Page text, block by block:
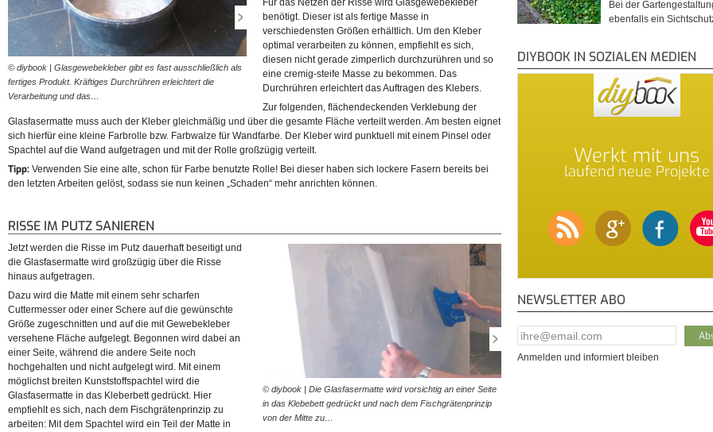
© diybook | Glasgewebekleber gibt es fast ausschließlich als
fertiges Produkt. Kräftiges Durchrühren erleichtert die
Verarbeitung und das…
© diybook | Um die Glasfasermatte flächendeckend zu
verkleben, muss auch der Kleber über die gesamte Fläche
Für das Netzen der Risse wird Glasgewebekleber
benötigt. Dieser ist als fertige Masse in
verschiedensten Größen erhältlich. Um den Kleber
optimal verarbeiten zu können, empfiehlt es sich,
diesen nicht gerade zimperlich durchzurühren und so
eine cremig-steife Masse zu bekommen. Das
Durchrühren erleichtert das Auftragen des Klebers.
Zur folgenden, flächendeckenden Verklebung der
Glasfasermatte muss auch der Kleber gleichmäßig und über die gesamte Fläche verteilt werden. Am besten eignet
sich hierfür eine kleine Farbrolle bzw. Farbwalze für Wandfarbe. Der Kleber wird punktuell mit einem Pinsel oder
Spachtel auf die Wand aufgetragen und mit der Rolle großzügig verteilt.
Tipp: Verwenden Sie eine alte, schon für Farbe benutzte Rolle! Bei dieser haben sich lockere Fasern bereits bei
den letzten Arbeiten gelöst, sodass sie nun keinen „Schaden“ mehr anrichten können.
RISSE IM PUTZ SANIEREN
© diybook | Die Glasfasermatte wird vorsichtig an einer Seite
in das Klebebett gedrückt und nach dem Fischgrätenprinzip
von der Mitte zu…
Jetzt werden die Risse im Putz dauerhaft beseitigt und
die Glasfasermatte wird großzügig über die Risse
hinaus aufgetragen.
Dazu wird die Matte mit einem sehr scharfen
Cuttermesser oder einer Schere auf die gewünschte
Größe zugeschnitten und auf die mit Gewebekleber
versehene Fläche aufgelegt. Begonnen wird dabei an
einer Seite, während die andere Seite noch
hochgehalten und nicht aufgelegt wird. Mit einem
möglichst breiten Kunststoffspachtel wird die
Glasfasermatte in das Kleberbett gedrückt. Hier
empfiehlt es sich, nach dem Fischgrätenprinzip zu
arbeiten: Mit dem Spachtel wird ein Teil der Matte in
Bei der
ebenfalls ein
DIYBOOK IN SOZIALEN MEDIEN
Werkt mit uns
laufend neue Projekte
NEWSLETTER ABO
E-Mail Addresse*
Anmelden und informiert bleiben